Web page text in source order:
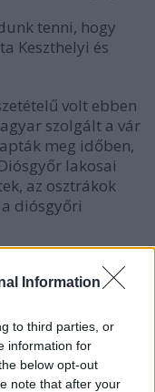
Information
to third parties, or
information for
below opt-out
note that after your
tenni, hogy
Keszthelyi és
volt ebben
szolgált a vár
meg időben,
lakosai
az osztrákok
diósgyőri
érkezett a
a szökevények
előtte a
kivégzés